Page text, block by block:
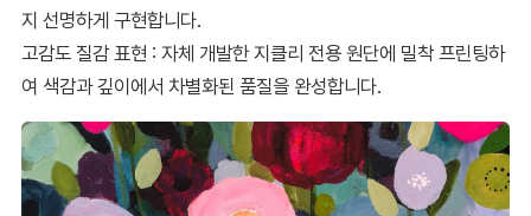
지 선명하게 구현합니다.
고감도 질감 표현 : 자체 개발한 지클리 전용 원단에 밀착 프린팅하
여 색감과 깊이에서 차별화된 품질을 완성합니다.